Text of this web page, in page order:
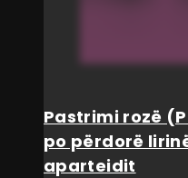
Pastrimi rozë
po përdorë
aparteidit